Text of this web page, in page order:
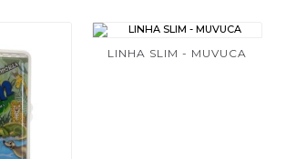
LINHA SLIM - MUVUCA